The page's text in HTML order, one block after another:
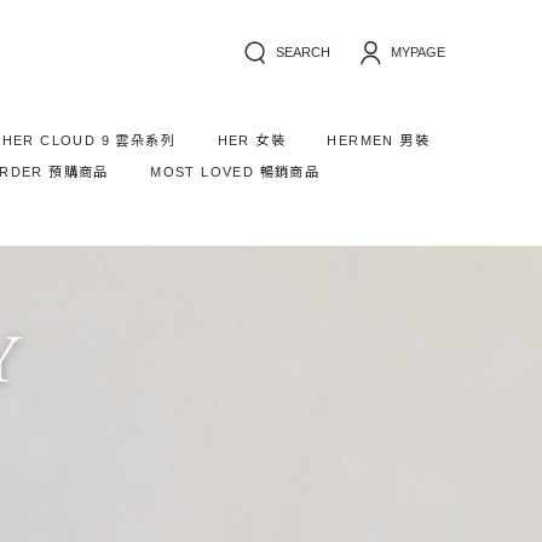
SEARCH MYPAGE
HER CLOUD 9 雲朵系列 HER 女裝 HERMEN 男裝
預購商品 MOST LOVED 暢銷商品